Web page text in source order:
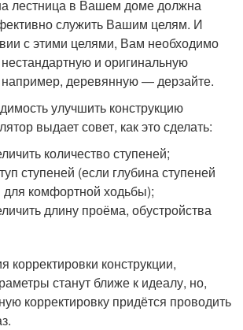
лестница в Вашем доме должна
служить Вашим целям. И
с этими целями, Вам необходимо
и оригинальную
деревянную — дерзайте.
улучшить конструкцию
выдает совет, как это сделать:
количество ступеней;
ступеней (если глубина ступеней
для комфортной ходьбы);
длину проёма, обустройства
корректировки конструкции,
станут ближе к идеалу, но,
корректировку придётся проводить